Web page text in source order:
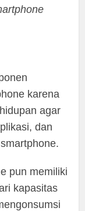
karena
agar
dan
pun memiliki
kapasitas